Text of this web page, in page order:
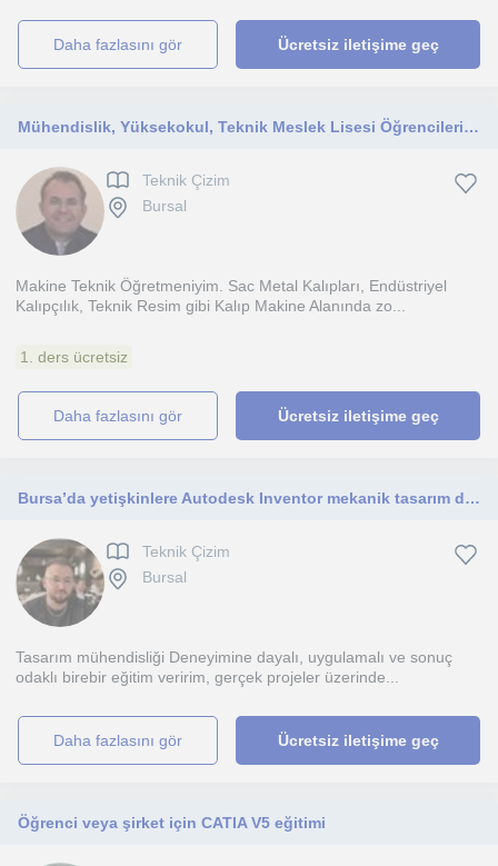
daha fazlasını gör Ücretsiz iletişime geç
Mühendislik, Yüksekokul, Teknik Meslek Lisesi Öğrencileri için
Teknik Çizim
Bursal
Makine Teknik Öğretmeniyim. Sac Metal Kalıpları, Endüstriyel
Kalıpçılık, Teknik Resim gibi Kalıp Makine Alanında zo...
1. ders ücretsiz
daha fazlasını gör Ücretsiz iletişime geç
Bursa’da yetişkinlere Autodesk Inventor mekanik tasarım dersleri veriyorum.
Teknik Çizim
Bursal
Tasarım mühendisliği Deneyimine dayalı, uygulamalı ve sonuç
odaklı birebir eğitim veririm, gerçek projeler üzerinde...
daha fazlasını gör Ücretsiz iletişime geç
Öğrenci veya şirket için CATIA V5 eğitimi